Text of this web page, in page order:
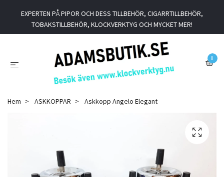
EXPERTEN PÅ PIPOR OCH DESS TILLBEHÖR, CIGARRTILLBEHÖR,
TOBAKSTILLBEHÖR, KLOCKVERKTYG OCH MYCKET MER!
0
Hem ASKKOPPAR Askkopp Angelo Elegant